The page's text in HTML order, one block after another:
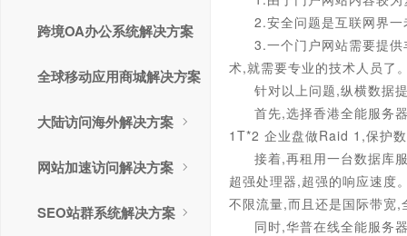
跨境OA办公系统解决方案
全球移动应用商城解决方案
大陆访问海外解决方案
网站加速访问解决方案
SEO站群系统解决方案
2.安全问题是互联网界
3.一个门户网站需要提
术,就需要专业的技术人员了
针对以上问题,纵横数据
首先,选择香港全能服务
1T*2 企业盘做Raid 1,保护
接着,再租用一台数据库
超强处理器,超强的响应速度
不限流量,而且还是国际带宽
同时,华普在线全能服务